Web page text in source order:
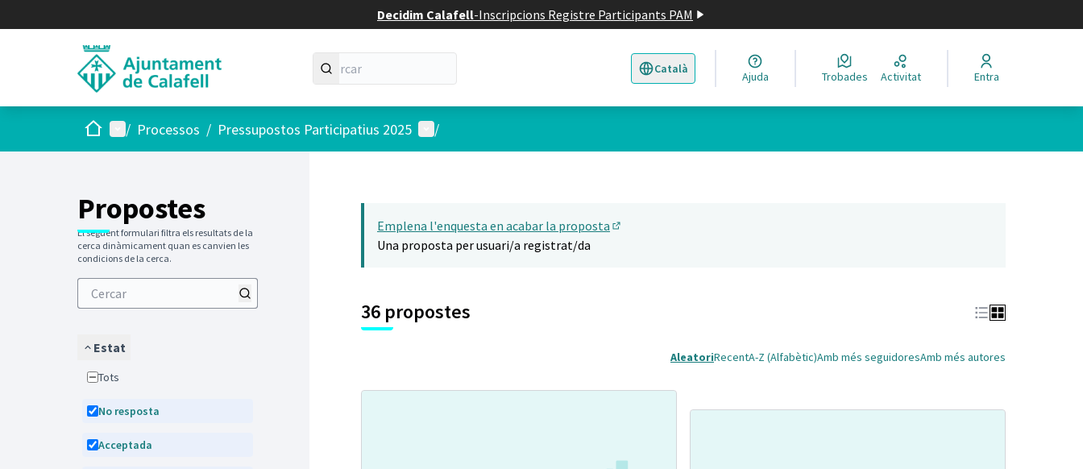
Decidim Calafell-Inscripcions Registre Participants PAM
Català
Triar la llengua Elegir el idioma
Ajuda Trobades Activitat Entra
Inici Menú principal
/ Processos / Pressupostos Participatius 2025 Menú d'usuari
/
Propostes
El següent formulari filtra els resultats de la
cerca dinàmicament quan es canvien les
condicions de la cerca.
Estat
Tots
No resposta
Acceptada
Emplena l'enquesta en acabar la proposta
Una proposta per usuari/a registrat/da
36 propostes
AleatoriRecentA-Z (Alfabètic)Amb més seguidoresAmb més autores